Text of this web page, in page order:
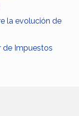
la evolución de
de Impuestos